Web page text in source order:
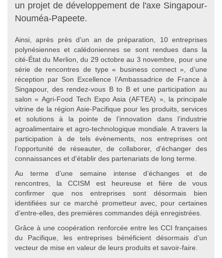
un projet de développement de l'axe Singapour-
Nouméa-Papeete.
Ainsi, après près d’un an de préparation, 10 entreprises
polynésiennes et calédoniennes se sont rendues dans la
cité-État du Merlion, du 29 octobre au 3 novembre, pour une
série de rencontres de type « business connect », d’une
réception par Son Excellence l’Ambassadrice de France à
Singapour, des rendez-vous B to B et une participation au
salon « Agri-Food Tech Expo Asia (AFTEA) », la principale
vitrine de la région Asie-Pacifique pour les produits, services
et solutions à la pointe de l’innovation dans l’industrie
agroalimentaire et agro-technologique mondiale. A travers la
participation à de tels évènements, nos entreprises ont
l’opportunité de réseauter, de collaborer, d'échanger des
connaissances et d'établir des partenariats de long terme.
Au terme d’une semaine intense d’échanges et de
rencontres, la CCISM est heureuse et fière de vous
confirmer que nos entreprises sont désormais bien
identifiées sur ce marché prometteur avec, pour certaines
d’entre-elles, des premières commandes déjà enregistrées.
Grâce à une coopération renforcée entre les CCI françaises
du Pacifique, les entreprises bénéficient désormais d’un
vecteur de mise en valeur de leurs produits et savoir-faire.